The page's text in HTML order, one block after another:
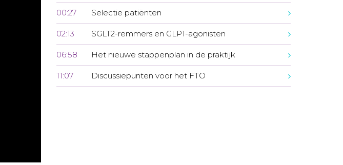
00:27 Selectie patiënten
02:13 SGLT2-remmers en GLP1-agonisten
06:58 Het nieuwe stappenplan in de praktijk
11:07 Discussiepunten voor het FTO